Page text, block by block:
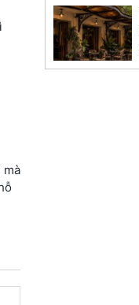
mà